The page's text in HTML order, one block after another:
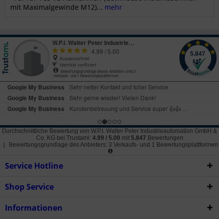
mit Maximalgewinde M12)... mehr
Durchschnittliche Bewertung von W.P.I. Walter Peter Industrieautomation GmbH &
Co. KG bei Trustami: 4.99 / 5.00 mit 5.847 Bewertungen
Bewertungsgrundlage des Anbieters: 3 Verkaufs- und 1 Bewertungsplattformen
Service Hotline
Shop Service
Informationen